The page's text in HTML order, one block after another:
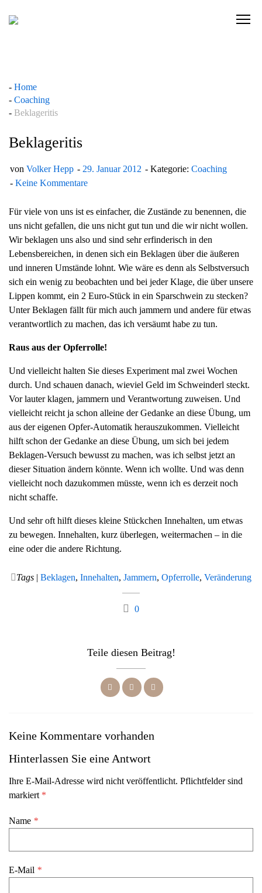
C
n
a
i
g
a
t
i
Home
Coaching
Beklageritis
Beklageritis
von Volker Hepp 29. Januar 2012 Kategorie: Coaching
Keine Kommentare
Für viele von uns ist es einfacher, die Zustände zu benennen, die
uns nicht gefallen, die uns nicht gut tun und die wir nicht wollen.
Wir beklagen uns also und sind sehr erfinderisch in den
Lebensbereichen, in denen sich ein Beklagen über die äußeren
und inneren Umstände lohnt. Wie wäre es denn als Selbstversuch
sich ein wenig zu beobachten und bei jeder Klage, die über unsere
Lippen kommt, ein 2 Euro-Stück in ein Sparschwein zu stecken?
Unter Beklagen fällt für mich auch jammern und andere für etwas
verantwortlich zu machen, das ich versäumt habe zu tun.
Raus aus der Opferrolle!
Und vielleicht halten Sie dieses Experiment mal zwei Wochen
durch. Und schauen danach, wieviel Geld im Schweinderl steckt.
Vor lauter klagen, jammern und Verantwortung zuweisen. Und
vielleicht reicht ja schon alleine der Gedanke an diese Übung, um
aus der eigenen Opfer-Automatik herauszukommen. Vielleicht
hilft schon der Gedanke an diese Übung, um sich bei jedem
Beklagen-Versuch bewusst zu machen, was ich selbst jetzt an
dieser Situation ändern könnte. Wenn ich wollte. Und was denn
vielleicht noch dazukommen müsste, wenn ich es derzeit noch
nicht schaffe.
Und sehr oft hilft dieses kleine Stückchen Innehalten, um etwas
zu bewegen. Innehalten, kurz überlegen, weitermachen – in die
eine oder die andere Richtung.
Tags | Beklagen, Innehalten, Jammern, Opferrolle, Veränderung
0
Teile diesen Beitrag!
Keine Kommentare vorhanden
Hinterlassen Sie eine Antwort
Ihre E-Mail-Adresse wird nicht veröffentlicht. Pflichtfelder sind
markiert *
Name *
E-Mail *